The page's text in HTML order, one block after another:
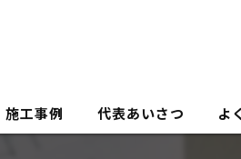
施工事例 代表あいさつ よ